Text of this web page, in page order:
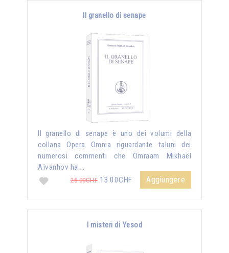
Il granello di senape
Il granello di senape è uno dei volumi della
collana Opera Omnia riguardante taluni dei
numerosi commenti che Omraam Mikhaël
Aïvanhov ha …
26.00CHF 13.00CHF Aggiungere
I misteri di Yesod